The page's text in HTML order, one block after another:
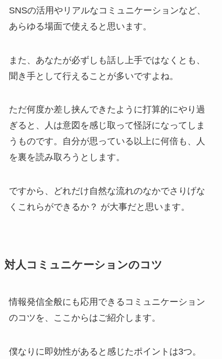
SNSの活用やリアルなコミュニケーションなど、
あらゆる場面で使えると思います。
また、あなたが必ずしも話し上手ではなくとも、
聞き手として行えることが多いですよね。
ただ何度か差し挟んできたように打算的にやり過
ぎると、人は意図を感じ取って怪訝になってしま
うものです。自分が思っている以上に何倍も、人
を裏を読み取ろうとします。
ですから、どれだけ自然な流れのなかでさりげな
くこれらができるか？ が大事だと思います。
対人コミュニケーションのコツ
情報発信全般にも応用できるコミュニケーション
のコツを、ここからはご紹介します。
僕なりに即効性があると感じたポイントは3つ。